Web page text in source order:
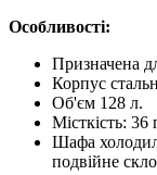
Особливості:
Призначена
Корпус
Об'єм 128 л.
Місткість:
Шафа
подвійне